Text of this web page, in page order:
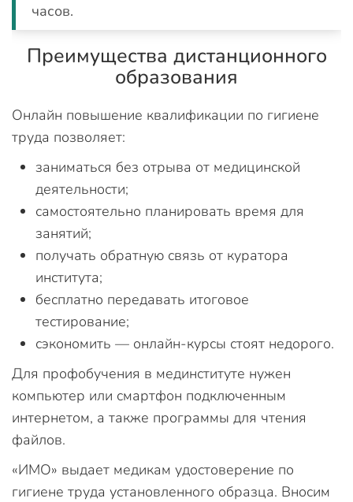
часов.
Преимущества дистанционного
образования
Онлайн повышение квалификации по гигиене
труда позволяет:
заниматься без отрыва от медицинской
деятельности;
самостоятельно планировать время для
занятий;
получать обратную связь от куратора
института;
бесплатно передавать итоговое
тестирование;
сэкономить — онлайн-курсы стоят недорого.
Для профобучения в мединституте нужен
компьютер или смартфон подключенным
интернетом, а также программы для чтения
файлов.
«ИМО» выдает медикам удостоверение по
гигиене труда установленного образца. Вносим